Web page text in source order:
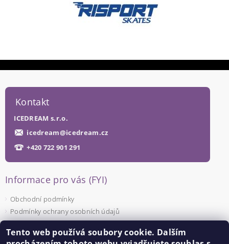
Kontakt
ICEDREAM s.r.o.
icedream@icedream.cz
+420 722 901 291
Informace pro vás (FYI)
Obchodní podmínky
Podmínky ochrany osobních údajů
Facebook
Tento web používá soubory cookie. Dalším